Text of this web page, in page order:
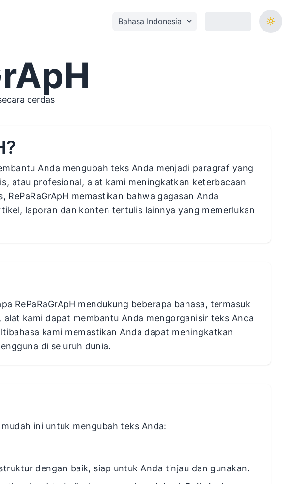
Seleccionar idioma
cerdas
Anda mengubah teks Anda menjadi paragraf yang
atau profesional, alat kami meningkatkan keterbacaan
memastikan bahwa gagasan Anda
laporan dan konten tertulis lainnya yang memerlukan
RePaRaGrApH mendukung beberapa bahasa, termasuk
kami dapat membantu Anda mengorganisir teks Anda
kami memastikan Anda dapat meningkatkan
di seluruh dunia.
ini untuk mengubah teks Anda:
dengan baik, siap untuk Anda tinjau dan gunakan.